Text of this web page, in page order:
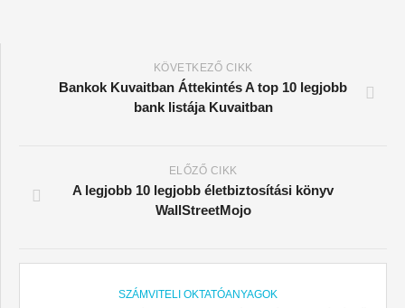
KÖVETKEZŐ CIKK
Bankok Kuvaitban Áttekintés A top 10 legjobb
bank listája Kuvaitban
ELŐZŐ CIKK
A legjobb 10 legjobb életbiztosítási könyv
WallStreetMojo
SZÁMVITELI OKTATÓANYAGOK